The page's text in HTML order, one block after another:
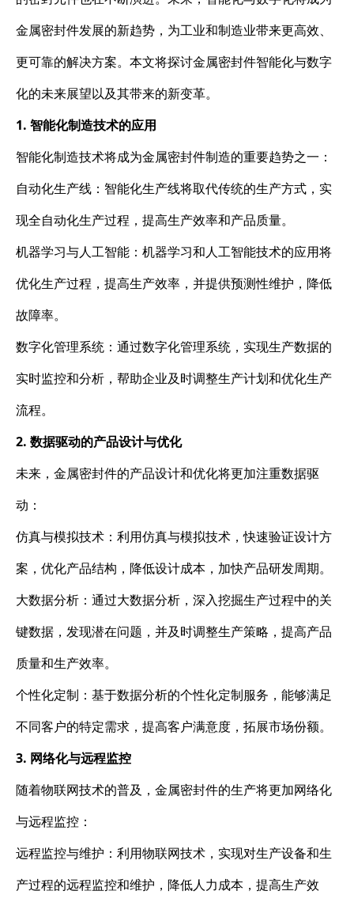
金属密封件发展的新趋势，为工业和制造业带来更高效、
更可靠的解决方案。本文将探讨金属密封件智能化与数字
化的未来展望以及其带来的新变革。
1. 智能化制造技术的应用
智能化制造技术将成为金属密封件制造的重要趋势之一：
自动化生产线：智能化生产线将取代传统的生产方式，实
现全自动化生产过程，提高生产效率和产品质量。
机器学习与人工智能：机器学习和人工智能技术的应用将
优化生产过程，提高生产效率，并提供预测性维护，降低
故障率。
数字化管理系统：通过数字化管理系统，实现生产数据的
实时监控和分析，帮助企业及时调整生产计划和优化生产
流程。
2. 数据驱动的产品设计与优化
未来，金属密封件的产品设计和优化将更加注重数据驱
动：
仿真与模拟技术：利用仿真与模拟技术，快速验证设计方
案，优化产品结构，降低设计成本，加快产品研发周期。
大数据分析：通过大数据分析，深入挖掘生产过程中的关
键数据，发现潜在问题，并及时调整生产策略，提高产品
质量和生产效率。
个性化定制：基于数据分析的个性化定制服务，能够满足
不同客户的特定需求，提高客户满意度，拓展市场份额。
3. 网络化与远程监控
随着物联网技术的普及，金属密封件的生产将更加网络化
与远程监控：
远程监控与维护：利用物联网技术，实现对生产设备和生
产过程的远程监控和维护，降低人力成本，提高生产效